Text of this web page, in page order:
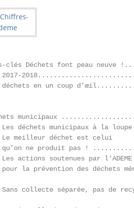
clés Déchets font peau
2017-
déchets en un coup
municipaux
déchets municipaux à la
meilleur déchet est celui
ne produit pas !
actions soutenues par
la prévention des déchets
collecte séparée, pas de